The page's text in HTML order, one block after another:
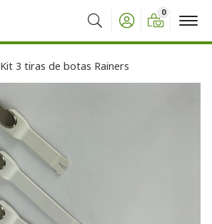
Buscar
0
Kit 3 tiras de botas Rainers